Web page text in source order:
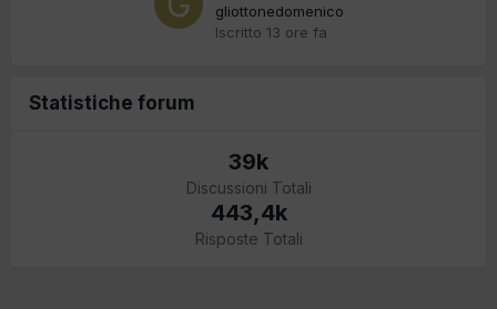
gliottonedomenico
Iscritto 13 ore fa
Statistiche forum
39k
Discussioni Totali
443,4k
Risposte Totali